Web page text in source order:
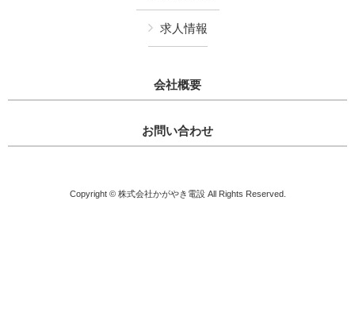
求人情報
会社概要
お問い合わせ
Copyright © 株式会社かがやき電設 All Rights Reserved.